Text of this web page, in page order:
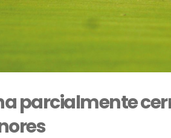
parcialmente